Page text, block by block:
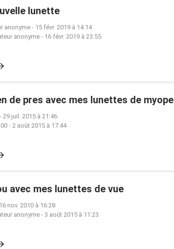
lunette
anonyme - 15 févr. 2019 à 14:14
anonyme - 16 févr. 2019 à 23:55
de pres avec mes lunettes de myope
- 29 juil. 2015 à 21:46
- 2 août 2015 à 17:44
avec mes lunettes de vue
16 nov. 2010 à 16:28
anonyme - 3 août 2015 à 11:23